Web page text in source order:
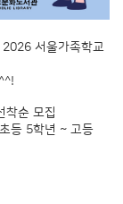
2026 서울가족학교
순 모집
등 5학년 ~ 고등